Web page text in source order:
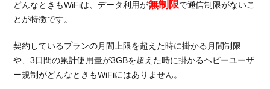
④最
短即
送
メリ
どんなときもWiFiは、データ利用が無制限で通信制限がないこ
とが特徴です。
契約しているプランの月間上限を超えた時に掛かる月間制限
や、3日間の累計使用量が3GBを超えた時に掛かるヘビーユーザ
ー規制がどんなときもWiFiにはありません。